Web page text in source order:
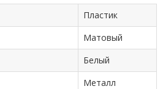
Пластик
Матовый
Белый
Металл